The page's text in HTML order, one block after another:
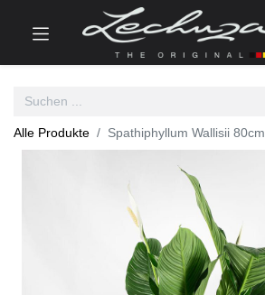
Alle Produkte Spathiphyllum Wallisii 80cm